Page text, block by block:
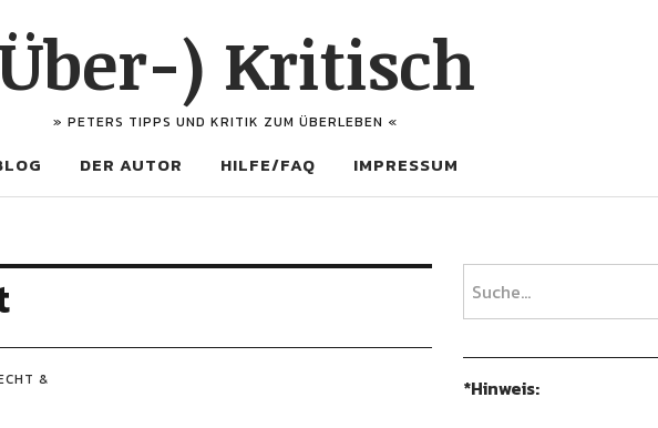
) Kritisch
» PETERS TIPPS UND KRITIK ZUM ÜBERLEBEN «
DER AUTOR HILFE/FAQ IMPRESSUM
&
*Hinweis: